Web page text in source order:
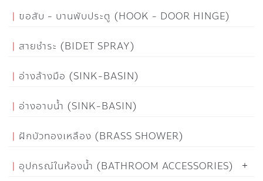
ขอสับ - บานพับประตู (HOOK - DOOR HINGE)
สายชำระ (BIDET SPRAY)
อ่างล้างมือ (SINK-BASIN)
อ่างอาบน้ำ (SINK-BASIN)
ฝักบัวทองเหลือง (BRASS SHOWER)
อุปกรณ์ในห้องน้ำ (BATHROOM ACCESSORIES)